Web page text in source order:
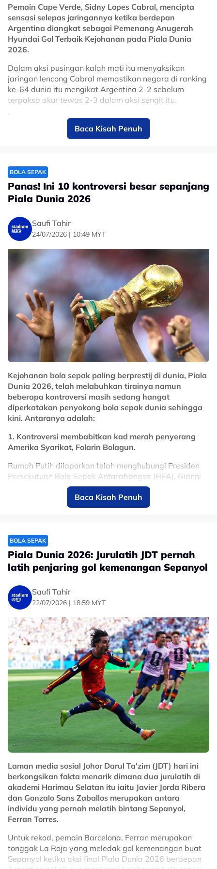
Pemain Cape Verde, Sidny Lopes Cabral, mencipta
sensasi selepas jaringannya ketika berdepan
Argentina diangkat sebagai Pemenang Anugerah
Hyundai Gol Terbaik Kejohanan pada Piala Dunia
2026.
Dalam aksi pusingan kalah mati itu menyaksikan
jaringan lencong Cabral memastikan negara di ranking
ke-64 dunia itu mengikat Argentina 2-2 sebelum
terpaksa akur tewas 2-3 dalam aksi sengit itu.
🚨𝑬𝑿𝑪𝑳:🏆🇨🇻 Cape Verde's Sidny Lopes
Cabral has been named the winner of the
against Argentina received the most
votes from fans.
pic.twitter.com/m0EZvrL836
— 𝗩𝗶𝗰𝘁𝗼𝗿 ✦ 𝗥𝗶𝗼 (@VictorRioHQ)
2026
Kemenangan itu menyaksikan pemain berusia 23 tahun
itu menewaskan 12 pencabar lain seperti Jude
Bellingham (England), Lionel Messi (Argentina) dan
Erling Haaland (Norway) dan ramai lagi.
No node context available.
Related Topics
#Piala Dunia FIFA #Cape Verde
Baca Kisah Penuh
BOLA SEPAK
Panas! Ini 10 kontroversi besar sepanjang
Piala Dunia 2026
Saufi Tahir
24/07/2026 | 10:49 MYT
Kejohanan bola sepak paling berprestij di dunia, Piala
Dunia 2026, telah melabuhkan tirainya namun
beberapa kontroversi masih sedang hangat
diperkatakan penyokong bola sepak dunia sehingga
kini. Antaranya adalah:
1. Kontroversi membabitkan kad merah penyerang
Amerika Syarikat, Folarin Bolagun.
Rumah Putih dilaporkan telah menghubungi Presiden
Persekutuan Bola Sepak Antarabangsa (FIFA), Gianni
Infantino, untuk meminta badan induk bola sepak dunia
itu menyemak kembali kad merah yang dilayangkan
kepada penyerang The Yanks, Folarin Balogun.
beraksi buat AS dalam aksi kalah mati menentang
Belgium meskipun tewas 0-3.
Perkara itu merupakan situasi janggal yang jarang
2. Kawalan Imigresen yang ketat ketika kemasukan
pemain di Amerika Syarikat mencuri tumpuan dunia
Bintang bola sepak dunia, Lionel Messi mahupun
Amerika Syarikat tidak terlepas daripada menerima
pemeriksaan ketat pihak berkuasa negara itu
berbanding negara tuan rumah bersama lain seperti
Mexico dan Kanada.
3. Cuaca panas ekstrem dan jerebu
Selain cuaca panas melampau mencecah 38 Hingga
40 darjah calcius di Amerika Syarikat sepanjang
kejohanan berlangsung, asap tebal daripada
Baca Kisah Penuh
BOLA SEPAK
Piala Dunia 2026: Jurulatih JDT pernah
latih penjaring gol kemenangan Sepanyol
Saufi Tahir
22/07/2026 | 18:59 MYT
Laman media sosial Johor Darul Ta'zim (JDT) hari ini
berkongsikan fakta menarik dimana dua jurulatih di
akademi Harimau Selatan itu iaitu Javier Jorda Ribera
dan Gonzalo Sans Zaballos merupakan antara
individu yang pernah melatih bintang Sepanyol,
Ferran Torres.
Untuk rekod, pemain Barcelona, Ferran merupakan
tonggak La Roja yang meledak gol kemenangan buat
Sepanyol ketika aksi final Piala Dunia 2026 berdepan